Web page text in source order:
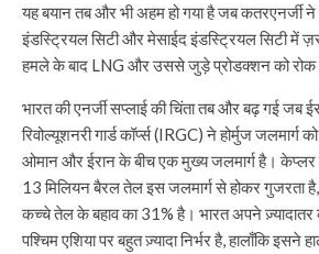
यह बयान तब और भी अहम हो गया है जब कतरएनर्जी ने
इंडस्ट्रियल सिटी और मेसाईद इंडस्ट्रियल सिटी में
हमले के बाद LNG और उससे जुड़े प्रोडक्शन को रोक
भारत की एनर्जी सप्लाई की चिंता तब और बढ़ गई जब
रिवोल्यूशनरी गार्ड कॉर्प्स (IRGC) ने होर्मुज जलमार्ग
ओमान और ईरान के बीच एक मुख्य जलमार्ग है।
13 मिलियन बैरल तेल इस जलमार्ग से होकर गुजरता
कच्चे तेल के बहाव का 31% है। भारत अपने
पश्चिम एशिया पर बहुत ज़्यादा निर्भर है, हालाँकि